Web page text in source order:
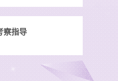
察指导